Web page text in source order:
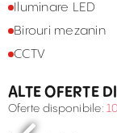
Iluminare LED
Birouri mezanin
CCTV
ALTE OFERTE
Oferte disponibile: